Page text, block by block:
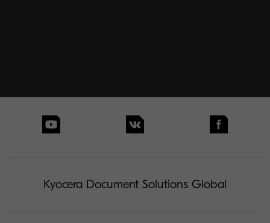
Kyocera Document Solutions Global